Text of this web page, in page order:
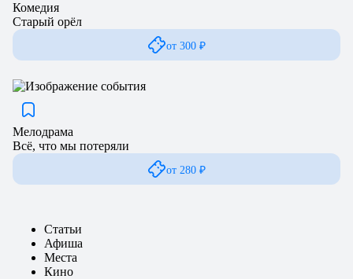
Комедия
Старый орёл
от 300 ₽
Мелодрама
Всё, что мы потеряли
от 280 ₽
Статьи
Афиша
Места
Кино